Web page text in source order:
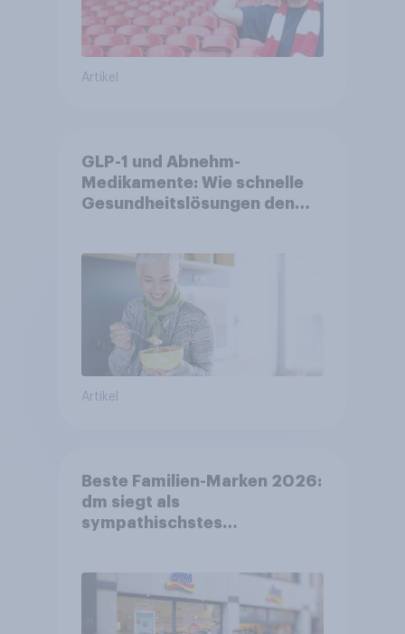
Artikel
GLP-1 und Abnehm-
Medikamente: Wie schnelle
Gesundheitslösungen den
Artikel
Beste Familien-Marken 2026:
dm siegt als
sympathischstes